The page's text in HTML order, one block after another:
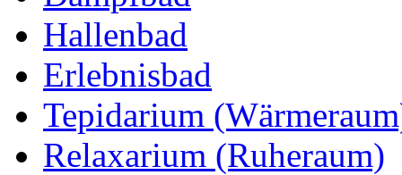
Hallenbad
Erlebnisbad
Tepidarium
Relaxarium (Ruheraum)